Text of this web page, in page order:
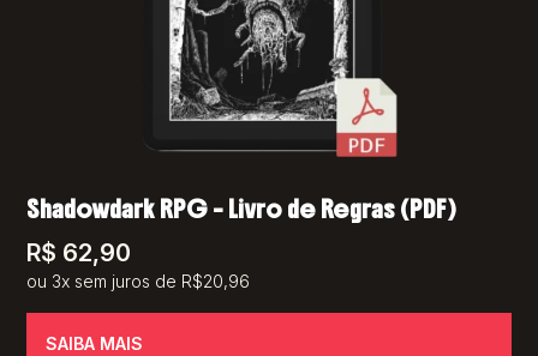
Shadowdark RPG – Livro de Regras (PDF)
R$ 62,90
ou 3x sem juros de R$20,96
SAIBA MAIS